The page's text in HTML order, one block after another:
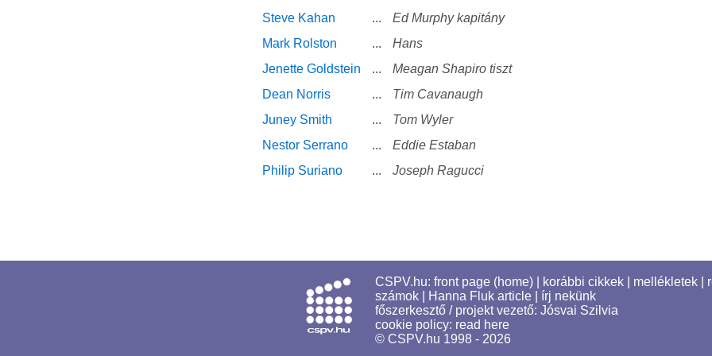
Steve Kahan
...
Ed Murphy kapitány
Mark Rolston
...
Hans
Jenette Goldstein
...
Meagan Shapiro tiszt
Dean Norris
...
Tim Cavanaugh
Juney Smith
...
Tom Wyler
Nestor Serrano
...
Eddie Estaban
Philip Suriano
... Joseph Ragucci
CSPV.hu: front page (home) korábbi cikkek mellékletek
számok
Hanna Fluk article
írj nekünk
főszerkesztő / projekt vezető: Jósvai Szilvia
cookie policy: read here
© CSPV.hu 1998 - 2026